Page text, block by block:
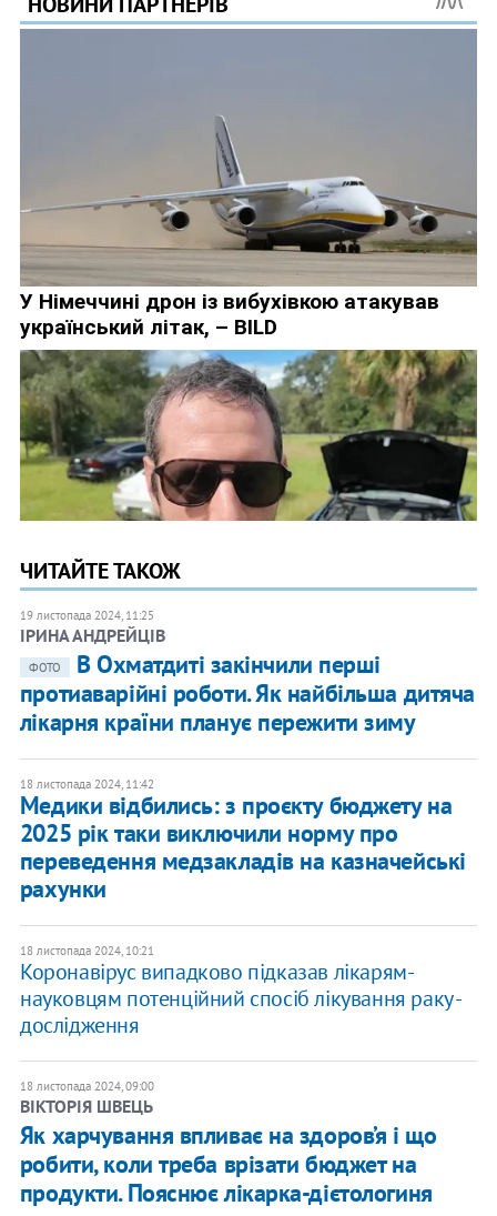
ЧИТАЙТЕ ТАКОЖ
19 листопада 2024, 11:25
ІРИНА АНДРЕЙЦІВ
ФОТО
В Охматдиті закінчили перші
протиаварійні роботи. Як найбільша дитяча
лікарня країни планує пережити зиму
18 листопада 2024, 11:42
Медики відбились: з проєкту бюджету на
2025 рік таки виключили норму про
переведення медзакладів на казначейські
рахунки
18 листопада 2024, 10:21
Коронавірус випадково підказав лікарям-
науковцям потенційний спосіб лікування раку -
дослідження
18 листопада 2024, 09:00
ВІКТОРІЯ ШВЕЦЬ
Як харчування впливає на здоров’я і що
робити, коли треба врізати бюджет на
продукти. Пояснює лікарка-дієтологиня